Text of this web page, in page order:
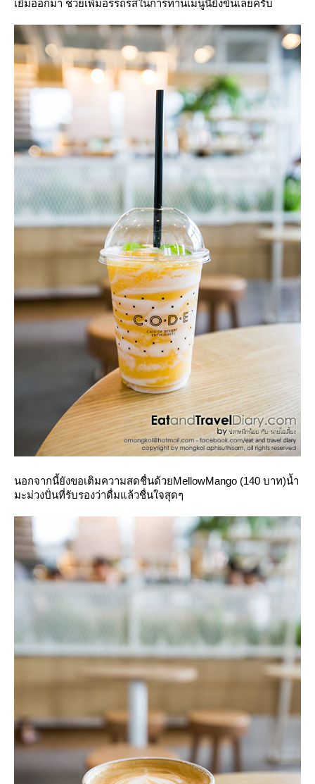
เยิ้มออกมา ช่วยเพิ่มอรรถรสในการทานเมนูนี้ยิ่งขึ้นเลยครับ
นอกจากนี้ยังขอเติมความสดชื่นด้วMellowMango (140 บาท)น้ำ
มะม่วงปั่นที่รับรองว่าดื่มแล้วชื่นใจสุดๆ